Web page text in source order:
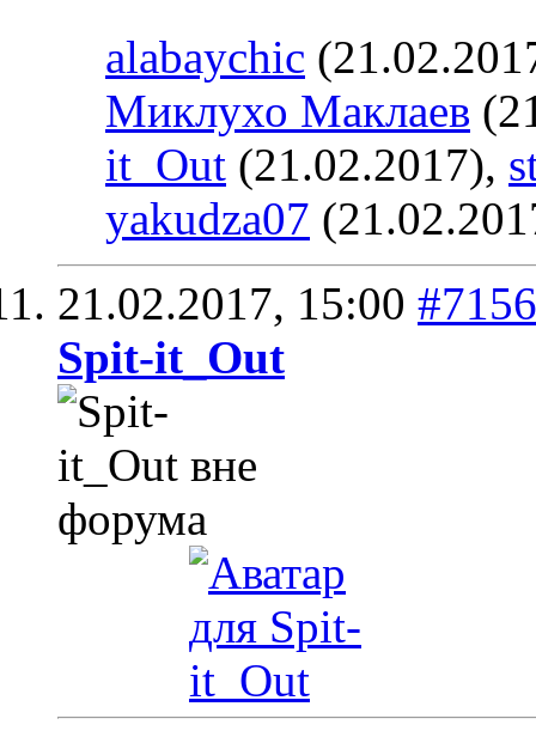
alabaychic
Миклухо Маклаев
it_Out (21.02.2017),
yakudza07
21.02.2017, 15:00 #7156
Spit-it_Out